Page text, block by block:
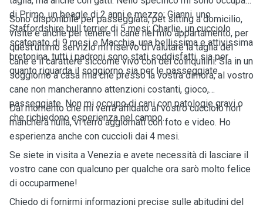
di Primo, un beagle di 2 anni e mezzo; Gianni, uno
Staffordshire bull terrier di 5 mesi; Charlie, un cucciolo
scatenato di 9 mesi e Macchia, una bellissima e attivissima
bretonina, tutti i padroni sono stati soddisfatti, sia per
quanto riguarda il soggiorno sia per le passeggiate.
Sono disponibile per passeggiata, pet sitting a domicilio,
visite e anche per tenere il cane nel mio appartamento, per
quest'ultimo servizio mi riservo di valutare la taglia del
cane e il carattere siccome vivo con dei coinquilini. Sia in un
soggiorno a casa mia che presso la vostra dimora, al vostro
cane non mancheranno attenzioni costanti, gioco,
passeggiate. Non mi occupo di cani con patologie gravi o
che richiedono esperienza nel campo.
Dal momento che mi verrà affidato al vostro cucciolo non
mancherà nulla, vi terrò aggiornati con foto e video. Ho
esperienza anche con cuccioli dai 4 mesi.
Se siete in visita a Venezia e avete necessità di lasciare il
vostro cane con qualcuno per qualche ora sarò molto felice
di occuparmene!
Chiedo di fornirmi informazioni precise sulle abitudini del